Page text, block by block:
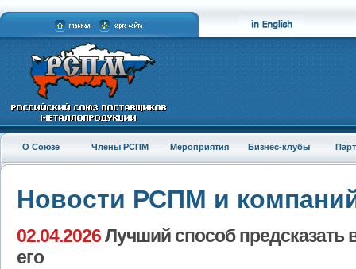
О Союзе Члены РСПМ Мероприятия Бизнес-клубы
Новости РСПМ и
02.04.2026Лучший способ
его